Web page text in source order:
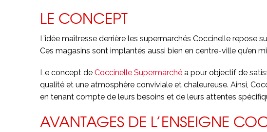
LE CONCEPT
L’idée maîtresse derrière les supermarchés Coccinelle repose
Ces magasins sont implantés aussi bien en centre-ville qu’en
Le concept de Coccinelle Supermarché a pour objectif de
qualité et une atmosphère conviviale et chaleureuse. Ainsi,
en tenant compte de leurs besoins et de leurs attentes
AVANTAGES DE L’ENSEIGNE